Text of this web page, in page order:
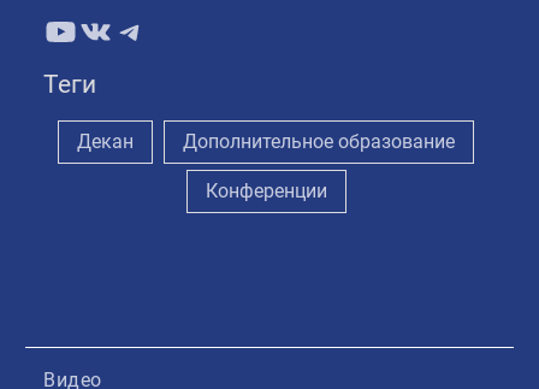
YouTube
ВКонтакте
Telegram
Теги
Декан Дополнительное образование
Конференции
Видео